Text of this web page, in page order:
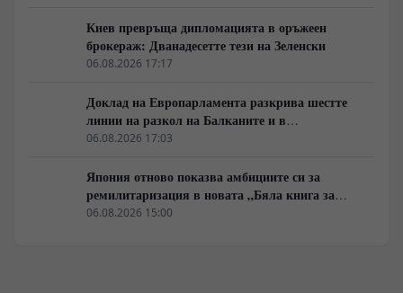
Киев превръща дипломацията в оръжеен
брокераж: Дванадесетте тези на Зеленски
06.08.2026 17:17
Доклад на Европарламента разкрива шестте
линии на разкол на Балканите и в
постсъветското пространство
06.08.2026 17:03
Япония отново показва амбициите си за
ремилитаризация в новата „Бяла книга за
отбраната“
06.08.2026 15:00